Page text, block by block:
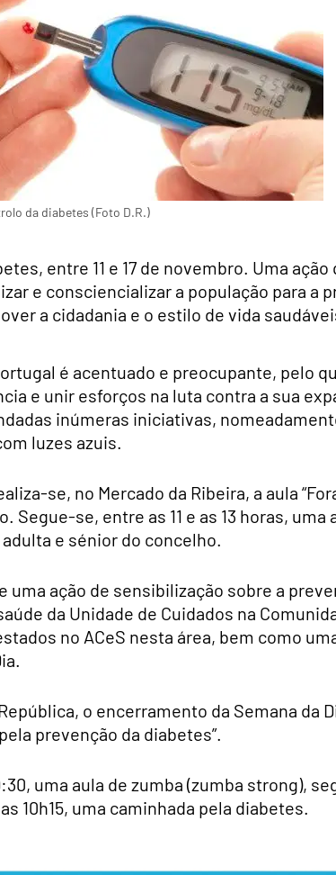
da diabetes (Foto D.R.)
entre 11 e 17 de novembro. Uma
e consciencializar a população para a
a cidadania e o estilo de vida
é acentuado e preocupante, pelo
e unir esforços na luta contra a sua
inúmeras iniciativas,
luzes azuis.
se, no Mercado da Ribeira, a aula
Segue-se, entre as 11 e as 13 horas, uma
e sénior do concelho.
uma ação de sensibilização sobre a
da Unidade de Cuidados na
no ACeS nesta área, bem como
o encerramento da Semana da
prevenção da diabetes”.
uma aula de zumba (zumba strong),
10h15, uma caminhada pela diabetes.